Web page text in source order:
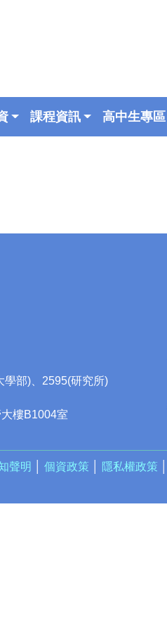
課程資訊 高中生專區
學部)、2595(研究所)
樓B1004室
聲明 個資政策 隱私權政策